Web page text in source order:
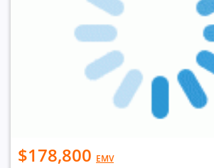
$178,800 EMV